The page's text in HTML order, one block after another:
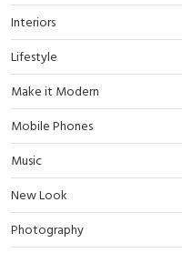
Interiors
Lifestyle
Make it Modern
Mobile Phones
Music
New Look
Photography